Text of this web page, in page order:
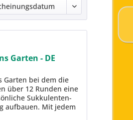
Garten - DE
Garten bei dem die
über 12 Runden eine
Sukkulenten-
aufbauen. Mit jedem